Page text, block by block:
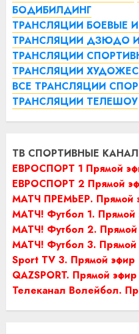
БОДИБИЛДИНГ
ТРАНСЛЯЦИИ БОЕВЫЕ
ТРАНСЛЯЦИИ ДЗЮДО
ТРАНСЛЯЦИИ
ТРАНСЛЯЦИИ
ВСЕ ТРАНСЛЯЦИИ
ТРАНСЛЯЦИИ ТЕЛЕШОУ
ТВ СПОРТИВНЫЕ
ЕВРОСПОРТ 1 Прямой
ЕВРОСПОРТ 2 Прямой
МАТЧ ПРЕМЬЕР. Прямой
МАТЧ! Футбол 1. Прямой
МАТЧ! Футбол 2. Прямой
МАТЧ! Футбол 3. Прямой
Sport TV 3. Прямой эфир
QAZSPORT. Прямой эфир
Телеканал Волейбол.